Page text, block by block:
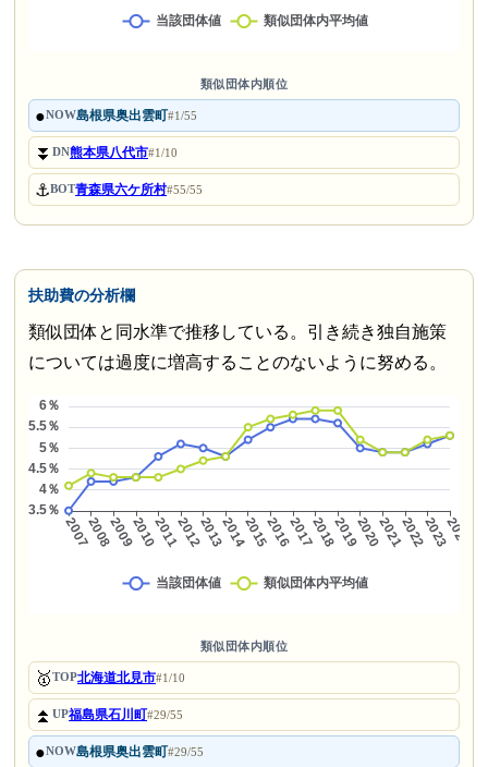
類似団体内順位
●NOW島根県奥出雲町#1/55
⏬DN熊本県八代市#1/10
⚓BOT青森県六ケ所村#55/55
扶助費の分析欄
類似団体と同水準で推移している。引き続き独自施策
については過度に増高することのないように努める。
類似団体内順位
🥇TOP北海道北見市#1/10
⏫UP福島県石川町#29/55
●NOW島根県奥出雲町#29/55